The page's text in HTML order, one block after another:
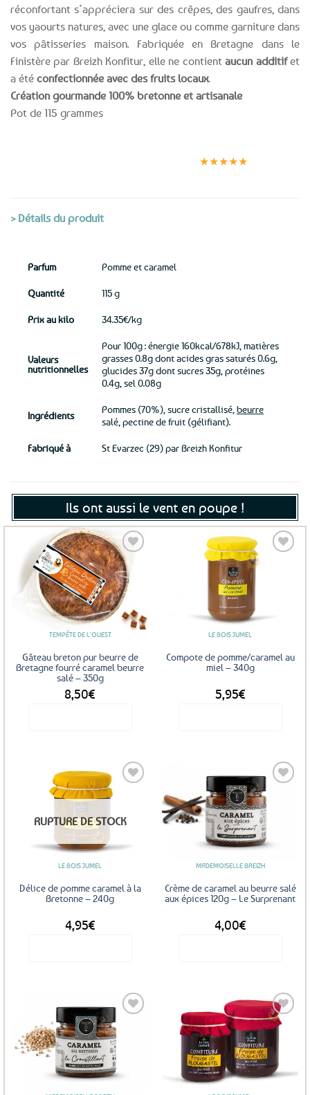
réconfortant s’appréciera sur des crêpes, des gaufres, dans
vos yaourts natures, avec une glace ou comme garniture dans
vos pâtisseries maison. Fabriquée en Bretagne dans le
Finistère par Breizh Konfitur, elle ne contientaucun additifet
a été confectionnée avec des fruits locaux.
Création gourmande 100% bretonne et artisanale
Pot de 115 grammes
★★★★★
> Détails du produit
Parfum Pomme et caramel
Quantité 115 g
Prix au kilo 34.35€/kg
Valeurs
nutritionnelles
Pour 100g : énergie 160kcal/678kJ, matières
grasses 0.8g dont acides gras saturés 0.6g,
glucides 37g dont sucres 35g, protéines
0.4g, sel 0.08g
Ingrédients
Pommes (70%), sucre cristallisé, beurre
salé, pectine de fruit (gélifiant).
Fabriqué à St Evarzec (29) par Breizh Konfitur
Ils ont aussi le vent en poupe !
Ajouter
aux
favoris
TEMPÊTE DE L'OUEST
Gâteau breton pur beurre de
Bretagne fourré caramel beurre
salé – 350g
8,50€
LE BOIS JUMEL
Compote de pomme/caramel au
miel – 340g
5,95€
Ajouter
aux
RUPTURE DE STOCK
LE BOIS JUMEL
Délice de pomme caramel à la
Bretonne – 240g
4,95€
Ajouter
MADEMOISELLE BREIZH
Crème de caramel au beurre salé
aux épices 120g – Le Surprenant
4,00€
Ajouter
Ajouter
aux
favoris